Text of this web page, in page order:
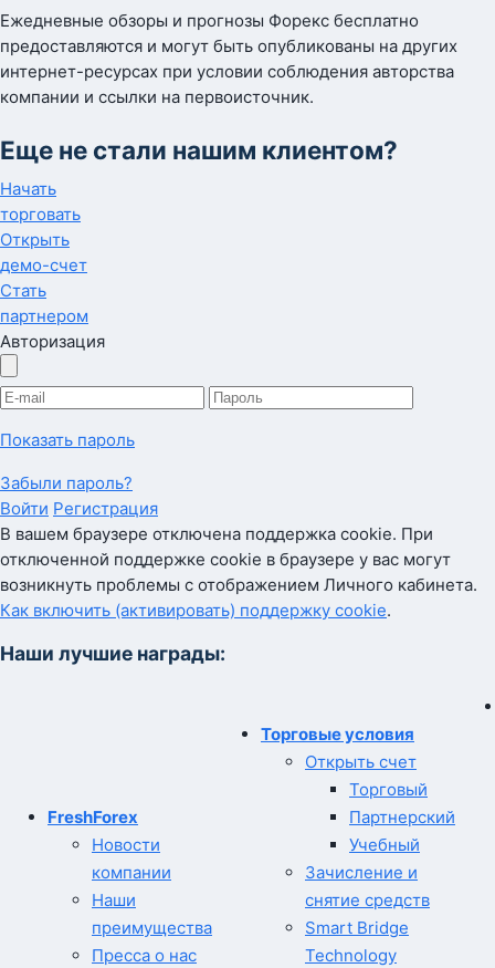
Ежедневные обзоры и прогнозы Форекс бесплатно
предоставляются и могут быть опубликованы на других
интернет-ресурсах при условии соблюдения авторства
компании и ссылки на первоисточник.
Еще не стали нашим клиентом?
Начать
торговать
Открыть
демо-счет
Стать
партнером
Авторизация
Показать пароль
Забыли пароль?
Войти Регистрация
В вашем браузере отключена поддержка cookie. При
отключенной поддержке cookie в браузере у вас могут
возникнуть проблемы с отображением Личного кабинета.
Как включить (активировать) поддержку cookie.
Наши лучшие награды:
FreshForex
Новости
компании
Наши
преимущества
Пресса о нас
Торговые условия
Открыть счет
Торговый
Партнерский
Учебный
Зачисление и
снятие средств
Smart Bridge
Technology